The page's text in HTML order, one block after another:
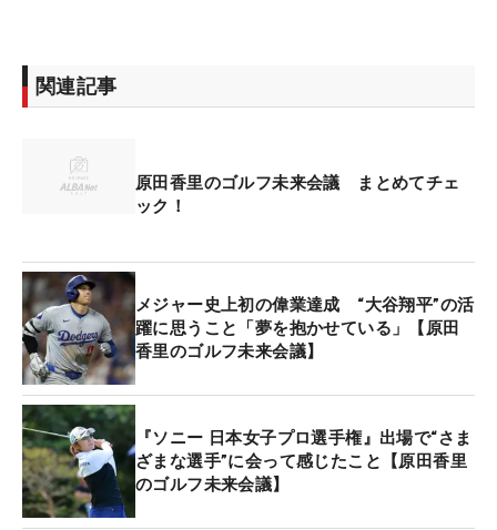
す。
までとは違うトレーニングを始めました。他の選手
のコーチで、そのときはバッグを担いでいた旧知の
ひとに「前より振れていますね」と、言ってもらっ
は、2021年の日本女子プロゴルフ選手権のときのこ
とです。静ヒルズCC（茨城県）で行われ、私が
JLPGA（日本女子プロゴルフ協会）の理事を退任し
て最初に出場したレギュラーツアーでした。
長い間、理事としてプレー以外の仕事に専念してい
たため、準備をして出場したと言っても体力、スイ
ングはまだまだ手探り。そのため、思うようにクラ
ブを振れていたとは言えない状態でした。
関連記事
原田香里のゴルフ未来会議 まとめてチェ
ック！
メジャー史上初の偉業達成 “大谷翔平”の活
躍に思うこと「夢を抱かせている」【原田
香里のゴルフ未来会議】
『ソニー 日本女子プロ選手権』出場で“さま
ざまな選手”に会って感じたこと【原田香里
のゴルフ未来会議】